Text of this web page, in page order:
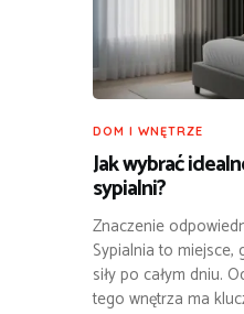
DOM I WNĘTRZE
Jak wybrać
sypialni?
Znaczenie
Sypialnia to
siły po całym dniu.
tego wnętrza ma